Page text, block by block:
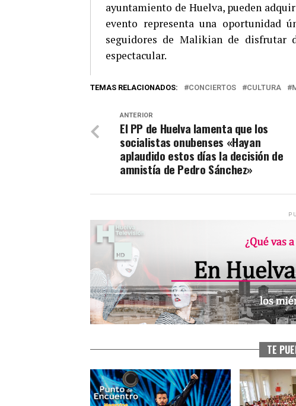
ayuntamiento de Huelva, pueden
evento representa una oportunidad
seguidores de Malikian de
espectacular.
TEMAS RELACIONADOS: CONCIERTOS CULTURA
ANTERIOR
El PP de Huelva lamenta que los
socialistas onubenses «Hayan
aplaudido estos días la decisión de
amnistía de Pedro Sánchez»
TE